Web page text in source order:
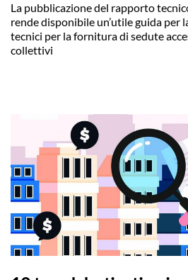
La pubblicazione del rapporto
rende disponibile un’utile guida per
tecnici per la fornitura di sedute
collettivi